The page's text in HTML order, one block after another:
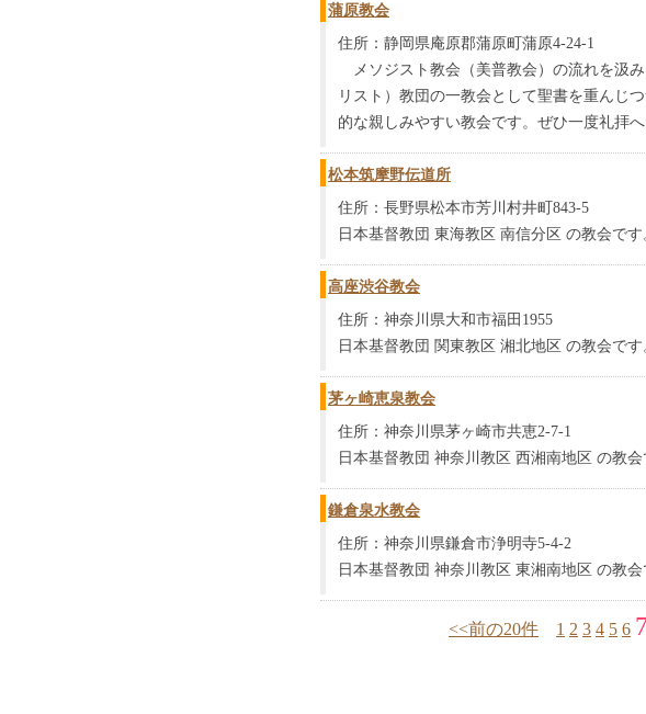
蒲原教会
住所：静岡県庵原郡蒲原町蒲原4-24-1
メソジスト教会（美普教会）の流れを汲
リスト）教団の一教会として聖書を重んじ
的な親しみやすい教会です。ぜひ一度礼拝へ
松本筑摩野伝道所
住所：長野県松本市芳川村井町843-5
日本基督教団 東海教区 南信分区 の教会です
高座渋谷教会
住所：神奈川県大和市福田1955
日本基督教団 関東教区 湘北地区 の教会です
茅ヶ崎恵泉教会
住所：神奈川県茅ヶ崎市共恵2-7-1
日本基督教団 神奈川教区 西湘南地区 の教会
鎌倉泉水教会
住所：神奈川県鎌倉市浄明寺5-4-2
日本基督教団 神奈川教区 東湘南地区 の教会
<<前の20件 1 2 3 4 5 6